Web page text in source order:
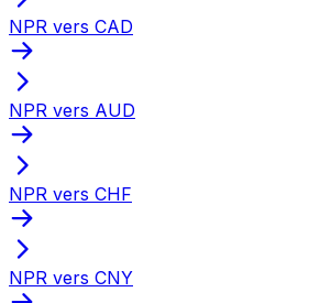
NPR vers CAD
NPR vers AUD
NPR vers CHF
NPR vers CNY